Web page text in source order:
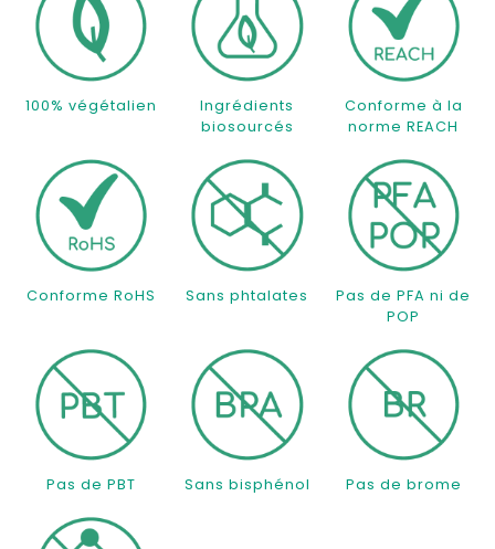
100% végétalien
Ingrédients
biosourcés
Conforme à la
norme REACH
Conforme RoHS Sans phtalates
Pas de PFA ni de
POP
Pas de PBT Sans bisphénol Pas de brome